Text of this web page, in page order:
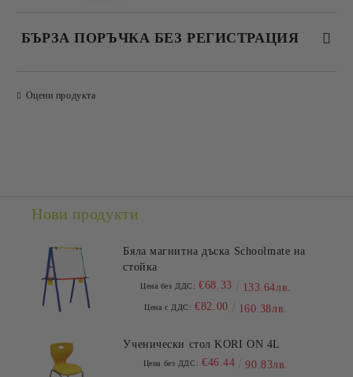
БЪРЗА ПОРЪЧКА БЕЗ РЕГИСТРАЦИЯ
Оцени продукта
Нови продукти
Бяла магнитна дъска Schoolmate на
стойка
Цена без ДДС: €68.33 133.64лв.
Цена с ДДС: €82.00 160.38лв.
Ученически стол KORI ON 4L
Цена без ДДС: €46.44 90.83лв.